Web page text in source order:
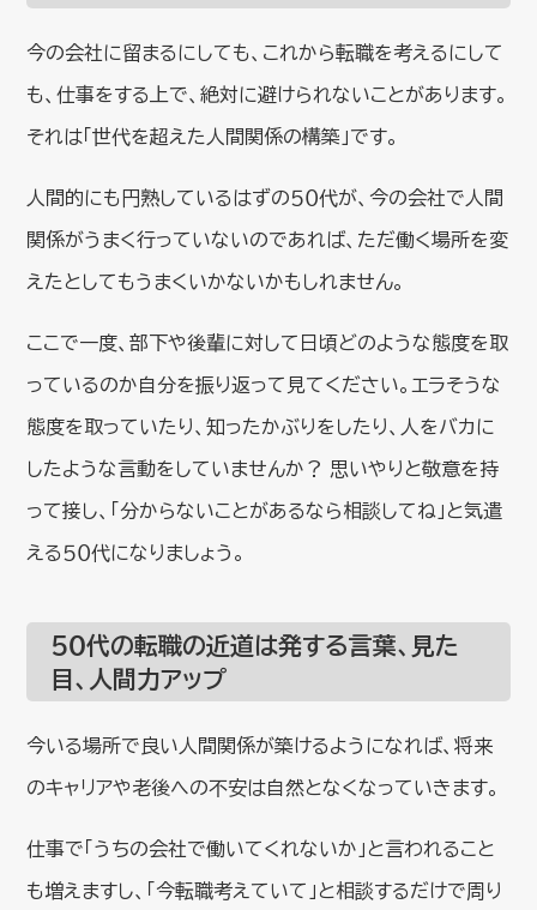
今の会社に留まるにしても、これから転職を考えるにして
も、仕事をする上で、絶対に避けられないことがあります。
それは「世代を超えた人間関係の構築」です。
人間的にも円熟しているはずの５０代が、今の会社で人間
関係がうまく行っていないのであれば、ただ働く場所を変
えたとしてもうまくいかないかもしれません。
ここで一度、部下や後輩に対して日頃どのような態度を取
っているのか自分を振り返って見てください。エラそうな
態度を取っていたり、知ったかぶりをしたり、人をバカに
したような言動をしていませんか？ 思いやりと敬意を持
って接し、「分からないことがあるなら相談してね」と気遣
える５０代になりましょう。
５０代の転職の近道は発する言葉、見た
目、人間力アップ
今いる場所で良い人間関係が築けるようになれば、将来
のキャリアや老後への不安は自然となくなっていきます。
仕事で「うちの会社で働いてくれないか」と言われること
も増えますし、「今転職考えていて」と相談するだけで周り